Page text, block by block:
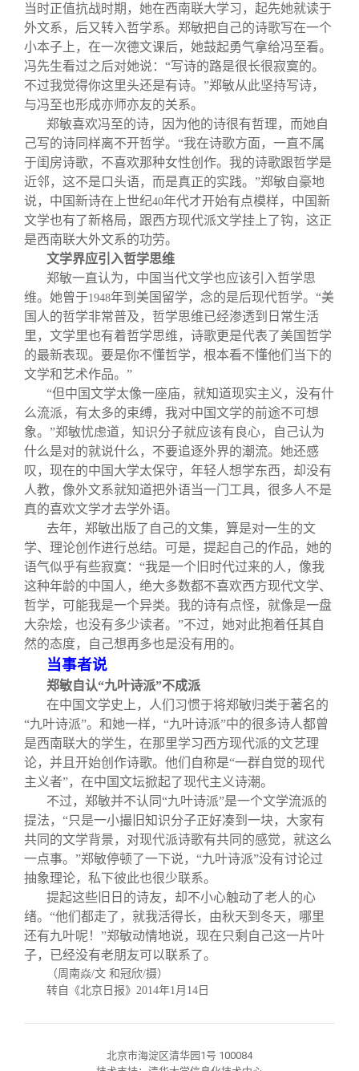
当时正值抗战时期，她在西南联大学习，起先她就读于
外文系，后又转入哲学系。郑敏把自己的诗歌写在一个
小本子上，在一次德文课后，她鼓起勇气拿给冯至看。
冯先生看过之后对她说：“写诗的路是很长很寂寞的。
不过我觉得你这里头还是有诗。”郑敏从此坚持写诗，
与冯至也形成亦师亦友的关系。
郑敏喜欢冯至的诗，因为他的诗很有哲理，而她自
己写的诗同样离不开哲学。“我在诗歌方面，一直不属
于闺房诗歌，不喜欢那种女性创作。我的诗歌跟哲学是
近邻，这不是口头语，而是真正的实践。”郑敏自豪地
说，中国新诗在上世纪40年代才开始有点模样，中国新
文学也有了新格局，跟西方现代派文学挂上了钩，这正
是西南联大外文系的功劳。
文学界应引入哲学思维
郑敏一直认为，中国当代文学也应该引入哲学思
维。她曾于1948年到美国留学，念的是后现代哲学。“美
国人的哲学非常普及，哲学思维已经渗透到日常生活
里，文学里也有着哲学思维，诗歌更是代表了美国哲学
的最新表现。要是你不懂哲学，根本看不懂他们当下的
文学和艺术作品。”
“但中国文学太像一座庙，就知道现实主义，没有什
么流派，有太多的束缚，我对中国文学的前途不可想
象。”郑敏忧虑道，知识分子就应该有良心，自己认为
什么是对的就说什么，不要追逐外界的潮流。她还感
叹，现在的中国大学太保守，年轻人想学东西，却没有
人教，像外文系就知道把外语当一门工具，很多人不是
真的喜欢文学才去学外语。
去年，郑敏出版了自己的文集，算是对一生的文
学、理论创作进行总结。可是，提起自己的作品，她的
语气似乎有些寂寞：“我是一个旧时代过来的人，像我
这种年龄的中国人，绝大多数都不喜欢西方现代文学、
哲学，可能我是一个异类。我的诗有点怪，就像是一盘
大杂烩，也没有多少读者。”不过，她对此抱着任其自
然的态度，自己想再多也是没有用的。
当事者说
郑敏自认“九叶诗派”不成派
在中国文学史上，人们习惯于将郑敏归类于著名的
“九叶诗派”。和她一样，“九叶诗派”中的很多诗人都曾
是西南联大的学生，在那里学习西方现代派的文艺理
论，并且开始创作诗歌。他们自称是“一群自觉的现代
主义者”，在中国文坛掀起了现代主义诗潮。
不过，郑敏并不认同“九叶诗派”是一个文学流派的
提法，“只是一小撮旧知识分子正好凑到一块，大家有
共同的文学背景，对现代派诗歌有共同的感觉，就这么
一点事。”郑敏停顿了一下说，“九叶诗派”没有讨论过
抽象理论，私下彼此也很少联系。
提起这些旧日的诗友，却不小心触动了老人的心
绪。“他们都走了，就我活得长，由秋天到冬天，哪里
还有九叶呢！”郑敏动情地说，现在只剩自己这一片叶
子，已经没有老朋友可以联系了。
（周南焱/文 和冠欣/摄）
转自《北京日报》 2014年1 月 14 日
北京市海淀区清华园1号 100084